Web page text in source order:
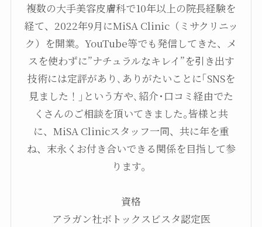
複数の大手美容皮膚科で10年以上の院長経験を
経て、2022年9月にMiSA Clinic（ミサクリニッ
ク）を開業。YouTube等でも発信してきた、メ
スを使わずに”ナチュラルなキレイ”を引き出す
技術には定評があり､ありがたいことに｢SNSを
見ました！｣という方や､紹介･口コミ経由でた
くさんのご相談を頂いてきました｡皆様と共
に、MiSA Clinicスタッフ一同、共に年を重
ね、末永くお付き合いできる関係を目指して参
ります。
資格
アラガン社ボトックスビスタ認定医